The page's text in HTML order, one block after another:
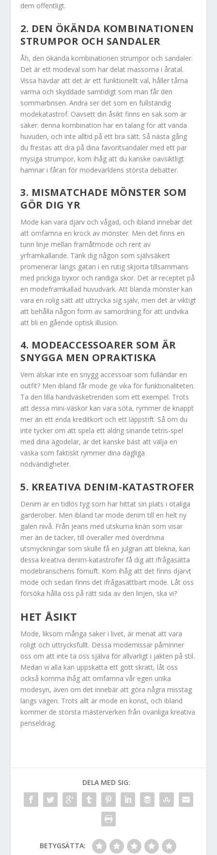
dem offentligt.
2. DEN ÖKÄNDA KOMBINATIONEN
STRUMPOR OCH SANDALER
Åh, den ökända kombinationen strumpor och sandaler.
Det är ett modeval som har delat massorna i åratal.
Vissa hävdar att det är ett funktionellt val, håller tårna
varma och skyddade samtidigt som man får den
sommarbrisen. Andra ser det som en fullständig
modekatastrof. Oavsett din åsikt finns en sak som är
säker: denna kombination har en talang för att vända
huvuden, och inte alltid på ett bra sätt. Så nästa gång
du frestas att dra på dina favoritsandaler med ett par
mysiga strumpor, kom ihåg att du kanske oavsiktligt
hamnar i fåran för modevärldens största debatter.
3. MISMATCHADE MÖNSTER SOM
GÖR DIG YR
Mode kan vara djärv och vågad, och ibland innebär det
att omfamna en krock av mönster. Men det finns en
tunn linje mellan framåtmode och rent av
yrframkallande. Tänk dig någon som självsäkert
promenerar längs gatan i en rutig skjorta tillsammans
med prickiga byxor och randiga skor. Det är receptet på
en modeframkallad huvudvärk. Att blanda mönster kan
vara en rolig sätt att uttrycka sig själv, men det är viktigt
att behålla någon form av samordning för att undvika
att bli en gående optisk illusion.
4. MODEACCESSOARER SOM ÄR
SNYGGA MEN OPRAKTISKA
Vem älskar inte en snygg accessoar som fulländar en
outfit? Men ibland får mode ge vika för funktionaliteten.
Ta den lilla handväsketrenden som ett exempel. Trots
att dessa mini-väskor kan vara söta, rymmer de knappt
mer än ett enda kreditkort och ett läppstift. Så om du
inte tycker om att spela ett aldrig sinande tetris-spel
med dina ägodelar, är det kanske bäst att välja en
väska som faktiskt rymmer dina dagliga
nödvändigheter.
5. KREATIVA DENIM-KATASTROFER
Denim är en tidlös tyg som har hittat sin plats i otaliga
garderober. Men ibland tar mode denim till en helt ny
galen nivå. Från jeans med utskurna knän som visar
mer än de täcker, till överaller med överdrivna
utsmyckningar som skulle få en julgran att blekna, kan
dessa kreativa denim-katastrofer få dig att ifrågasätta
modebranschens förnuft. Kom ihåg att det finns djärvt
mode och sedan finns det ifrågasättbart mode. Låt oss
försöka hålla oss på rätt sida av den linjen, ska vi?
HET ÅSIKT
Mode, liksom många saker i livet, är menat att vara
roligt och uttrycksfullt. Dessa modemissar påminner
oss om att inte ta oss själva för allvarligt i jakten på stil.
Medan vi alla kan uppskatta ett gott skratt, låt oss
också komma ihåg att omfamna vår egen unika
modesyn, även om det innebär att göra några misstag
längs vägen. Trots allt är mode en konst, och ibland
kommer de största mästerverken från ovanliga kreativa
penseldrag.
DELA MED SIG:
BETYGSÄTTA: